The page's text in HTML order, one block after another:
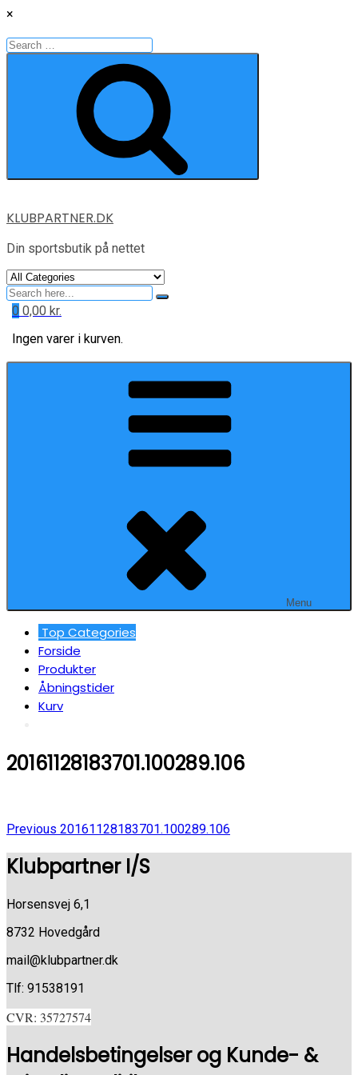
×
Search
for:
Skip
content
KLUBPARTNER.DK
Din sportsbutik på nettet
Search
for
0 0,00 kr.
Ingen varer i kurven.
Menu
Top Categories
Forside
Produkter
Åbningstider
Kurv
20161128183701.100289.106
Indlægsnavigation
Previous
Previous 20161128183701.100289.106
Klubpartner I/S
Horsensvej 6,1
8732 Hovedgård
mail@klubpartner.dk
Tlf: 91538191
CVR: 35727574
Handelsbetingelser og Kunde- &